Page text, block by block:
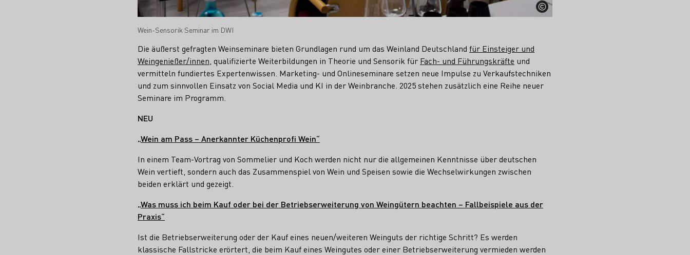
Wein-Sensorik Seminar im DWI
Die äußerst gefragten Weinseminare bieten Grundlagen rund um das Weinland Deutschland für Einsteiger und
Weingenießer/innen , qualifizierte Weiterbildungen in Theorie und Sensorik für Fach- und Führungskräfte und
vermitteln fundiertes Expertenwissen. Marketing- und Onlineseminare setzen neue Impulse zu Verkaufstechniken
und zum sinnvollen Einsatz von Social Media und KI in der Weinbranche. 2025 stehen zusätzlich eine Reihe neuer
Seminare im Programm.
NEU
„Wein am Pass – Anerkannter Küchenprofi Wein“
In einem Team-Vortrag von Sommelier und Koch werden nicht nur die allgemeinen Kenntnisse über deutschen
Wein vertieft, sondern auch das Zusammenspiel von Wein und Speisen sowie die Wechselwirkungen zwischen
beiden erklärt und gezeigt.
„Was muss ich beim Kauf oder bei der Betriebserweiterung von Weingütern beachten – Fallbeispiele aus der
Praxis“
Ist die Betriebserweiterung oder der Kauf eines neuen/weiteren Weinguts der richtige Schritt? Es werden
klassische Fallstricke erörtert, die beim Kauf eines Weingutes oder einer Betriebserweiterung vermieden werden